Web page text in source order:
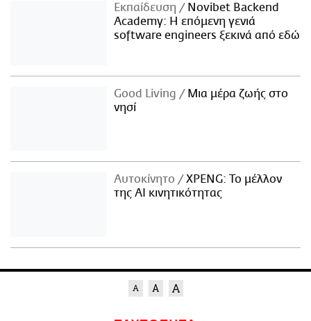
Εκπαίδευση
Novibet Backend
Academy: Η επόμενη γενιά
software engineers ξεκινά από εδώ
Good Living
Μια μέρα ζωής στο
νησί
Αυτοκίνητο
XPENG: Το μέλλον
της AI κινητικότητας